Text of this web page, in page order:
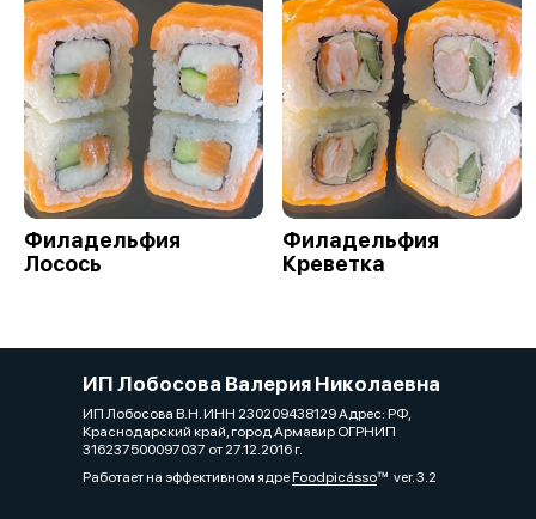
Филадельфия
Лосось
Филадельфия
Креветка
ИП Лобосова Валерия Николаевна
ИП Лобосова В.Н. ИНН 230209438129 Адрес: РФ,
Краснодарский край, город Армавир ОГРНИП
316237500097037 от 27.12.2016 г.
Работает на эффективном ядреFoodpicássover. 3.2